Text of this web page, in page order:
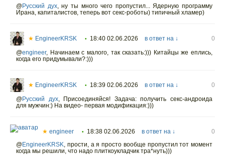
@Русский дух, ну ты много чего пропустил... Ядерную программу
Ирана, капиталистов, теперь вот секс-роботы) типичный хламер)
★ EngineerKRSK • 18:40 02.06.2026 в ответ на ↓
0
@engineer, Начинаем с малого, так сказать:))) Китайцы же еплись,
когда его придумывали?:)))
★ EngineerKRSK • 18:39 02.06.2026 в ответ на ↓
0
@Русский дух,
Присоединяйся! Задача: получить секс-андроида
для мужчин:) На видео- первая модификация:)))
★ engineer • 18:38 02.06.2026 в ответ на ↓
0
@EngineerKRSK прости, а я просто вообще пропустил тот момент
когда мы решили, что надо плиткоукладчик тра*нуть)))